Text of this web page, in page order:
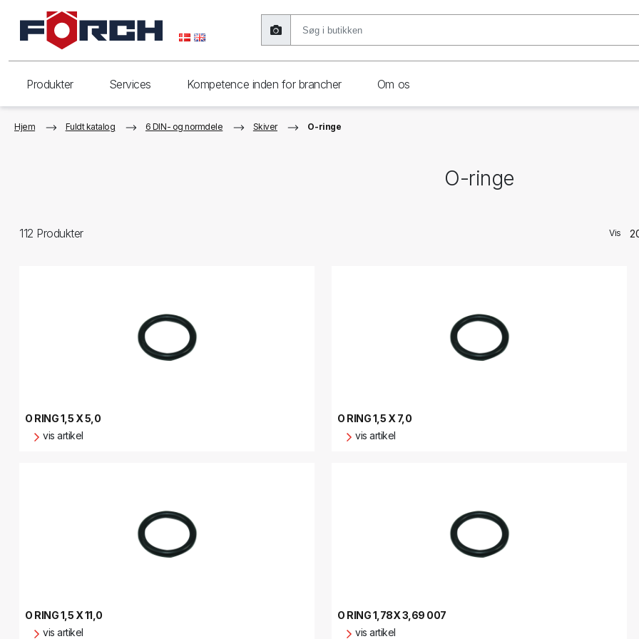
Produkter Services Kompetence inden for brancher Om os
Hjem Fuldt katalog 6 DIN- og normdele Skiver O-ringe
O-ringe
112 Produkter Vis
O RING 1,5 X 5,0
vis artikel
O RING 1,5 X 7,0
vis artikel
O RING 1,5 X 11,0
vis artikel
O RING 1,78X 3,69 007
vis artikel